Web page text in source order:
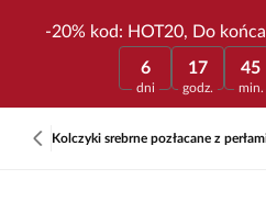
-20% kod: HOT20, Do
6
dni
17
godz.
45
min.
Kolczyki srebrne pozłacane z